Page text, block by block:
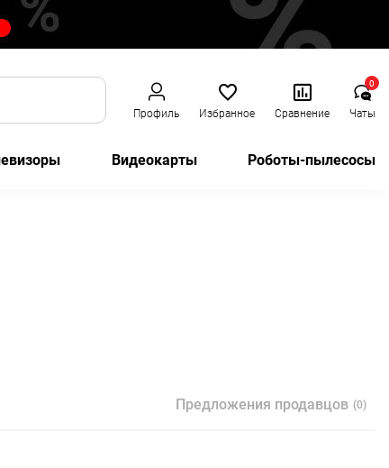
Профиль Избранное Сравнение Чаты
0
Видеокарты Роботы-пылесосы
Предложения продавцов (0)